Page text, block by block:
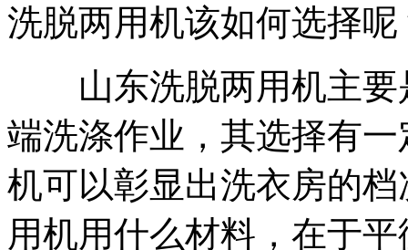
洗脱两用机该如何选择呢
山东洗脱两用机主要
端洗涤作业，其选择有
机可以彰显出洗衣房的
用机用什么材料，在于